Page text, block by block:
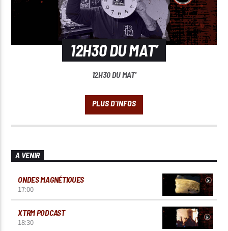
12H30 DU MAT’
12H30 DU MAT'
A VENIR
ONDES MAGNÉTIQUES
17:00
XTRM PODCAST
18:30